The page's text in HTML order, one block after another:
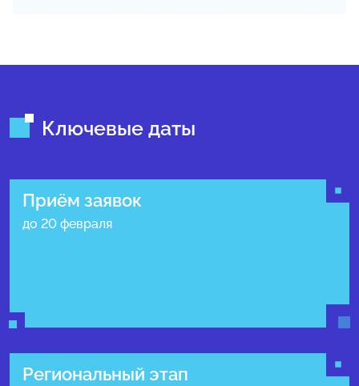
Ключевые даты
Приём заявок
до 20 февраля
Региональный этап